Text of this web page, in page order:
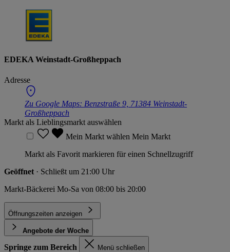
EDEKA Weinstadt-Großheppach
Adresse
Zu Google Maps: Benzstraße 9, 71384 Weinstadt-
Großheppach
Markt als Lieblingsmarkt auswählen
Mein Markt wählen Mein Markt
Markt als Favorit markieren für einen Schnellzugriff
Geöffnet · Schließt um 21:00 Uhr
Markt-Bäckerei Mo-Sa von 08:00 bis 20:00
Öffnungszeiten anzeigen
Angebote der Woche
Springe zum Bereich Menü schließen